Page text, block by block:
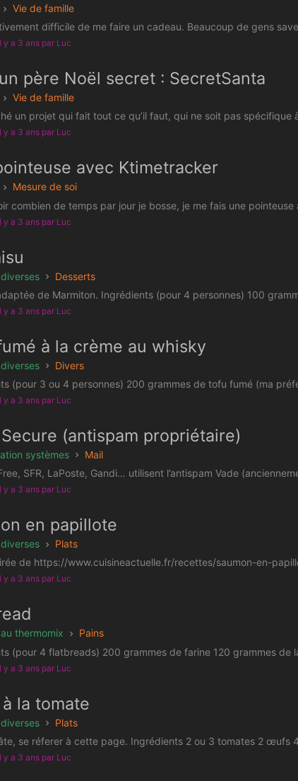
Vie de famille
difficile de me faire un cadeau. Beaucoup de gens
y a 3 ans par Luc
père Noël secret : SecretSanta
Vie de famille
un projet qui fait tout ce qu’il faut, qui ne soit pas spécifique
y a 3 ans par Luc
avec Ktimetracker
Mesure de soi
combien de temps par jour je bosse, je me fais une pointeuse
y a 3 ans par Luc
Desserts
de Marmiton. Ingrédients (pour 4 personnes) 100
y a 3 ans par Luc
à la crème au whisky
Divers
(pour 3 ou 4 personnes) 200 grammes de tofu fumé (ma
y a 3 ans par Luc
(antispam propriétaire)
systèmes
Mail
SFR, LaPoste, Gandi… utilisent l’antispam Vade
y a 3 ans par Luc
en papillote
Plats
de https://www.cuisineactuelle.fr/recettes/saumon-en-
y a 3 ans par Luc
thermomix
Pains
(pour 4 flatbreads) 200 grammes de farine 120 grammes de
y a 3 ans par Luc
la tomate
Plats
se réferer à cette page. Ingrédients 2 ou 3 tomates 2 œufs
y a 3 ans par Luc